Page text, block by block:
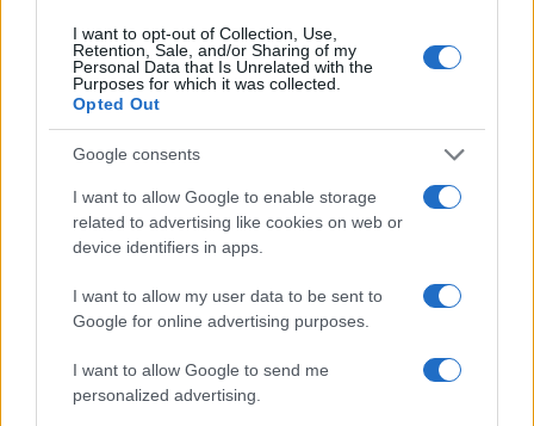
I want to opt-out of Collection, Use,
Retention, Sale, and/or Sharing of my
Personal Data that Is Unrelated with the
Purposes for which it was collected.
Opted Out
Google consents
I want to allow Google to enable storage
related to advertising like cookies on web or
device identifiers in apps.
I want to allow my user data to be sent to
Google for online advertising purposes.
I want to allow Google to send me
personalized advertising.
Sigue leyendo
FISCO